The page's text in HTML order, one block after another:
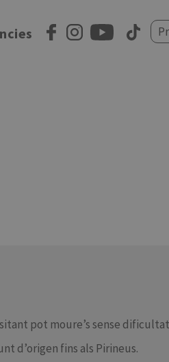
pot moure’s sense
d’origen fins als Pirineus.